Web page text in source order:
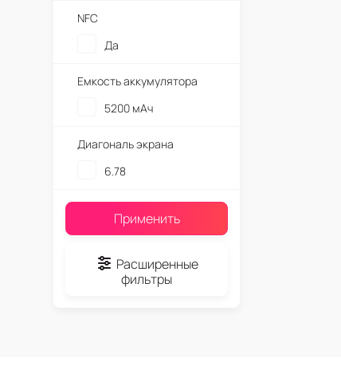
NFC
Да
Емкость аккумулятора
5200 мАч
Диагональ экрана
6.78
Применить
Расширенные
фильтры